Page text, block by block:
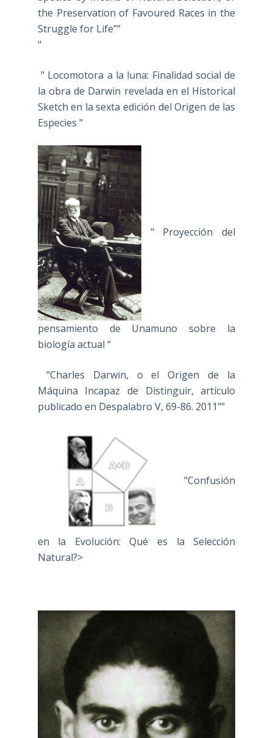
the Preservation of Favoured Races in the
Struggle for Life””
"
" Locomotora a la luna: Finalidad social de
la obra de Darwin revelada en el Historical
Sketch en la sexta edición del Origen de las
Especies "
" Proyección del
pensamiento de Unamuno sobre la
biología actual “
"Charles Darwin, o el Origen de la
Máquina Incapaz de Distinguir, artículo
publicado en Despalabro V, 69-86. 2011""
"Confusión
en la Evolución: Qué es la Selección
Natural?>